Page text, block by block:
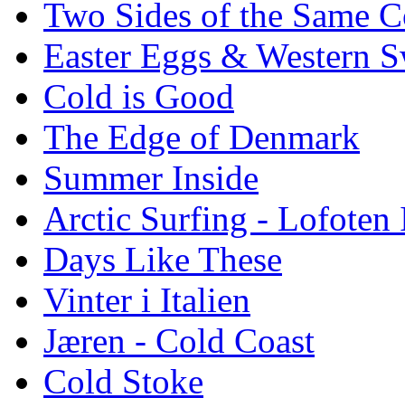
Two Sides of the Same
Easter Eggs & Western
Cold is Good
The Edge of Denmark
Summer Inside
Arctic Surfing - Lofoten
Days Like These
Vinter i Italien
Jæren - Cold Coast
Cold Stoke